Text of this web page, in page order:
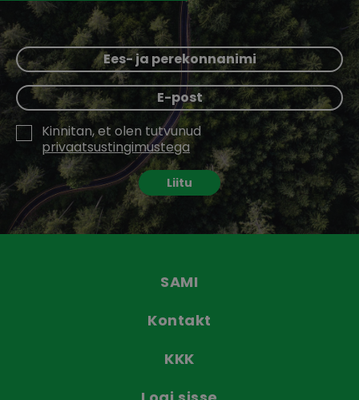
Kinnitan, et olen tutvunud
privaatsustingimustega
Liitu
SAMI
Kontakt
KKK